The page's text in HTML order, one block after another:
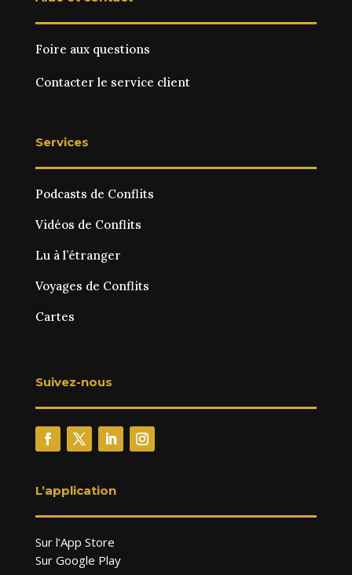
Foire aux questions
Contacter le service client
Services
Podcasts de Conflits
Vidéos de Conflits
Lu à l’étranger
Voyages de Conflits
Cartes
Suivez-nous
L’application
Sur l’App Store
Sur Google Play